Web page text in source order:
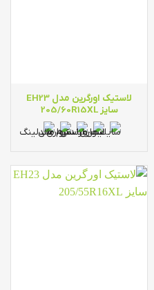
لاستیک اورگرین مدل EH23
سایز 205/60R15XL